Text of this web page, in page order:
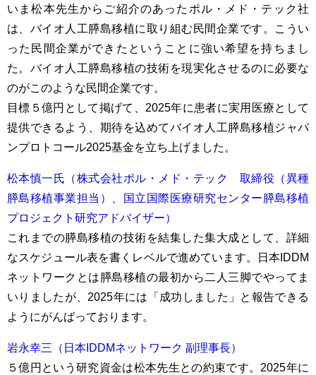
いま松本先生からご紹介のあったポル・メド・テック社
は、バイオ人工膵島移植に取り組む民間企業です。こうい
った民間企業ができたということに強い希望を持ちまし
た。バイオ人工膵島移植の技術を現実化させるのに必要な
のがこのような民間企業です。
目標５億円として掲げて、2025年に患者に実用医療として
提供できるよう、期待を込めてバイオ人工膵島移植ジャパ
ンプロトコール2025基金を立ち上げました。
松本慎一氏（株式会社ポル・メド・テック 取締役（異種
膵島移植事業担当）、国立国際医療研究センター膵島移植
プロジェクト研究アドバイザー）
これまでの膵島移植の技術を結集した集大成として、詳細
なスケジュール表を書くレベルで進めています。日本IDDM
ネットワークとは膵島移植の最初から二人三脚でやってま
いりましたが、2025年には「成功しました」と報告できる
ようにがんばっております。
岩永幸三（日本IDDMネットワーク 副理事長）
５億円という研究資金は松本先生との約束です。2025年に